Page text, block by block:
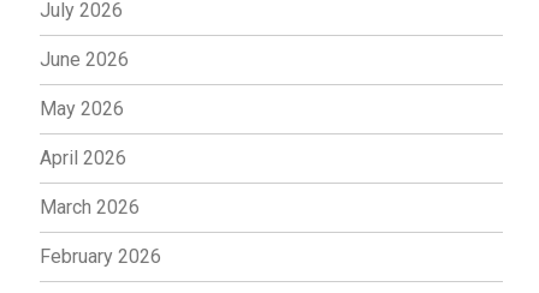
July 2026
June 2026
May 2026
April 2026
March 2026
February 2026